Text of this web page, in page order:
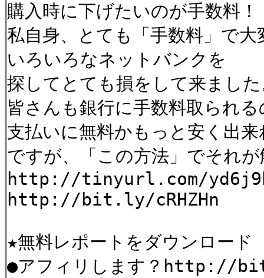
購入時に下げたいのが手数料！
私自身、とても「手数料」で大
いろいろなネットバンクを
探してとても損をして来まし
皆さんも銀行に手数料取られ
支払いに無料かもっと安く出
ですが、「この方法」でそれが
http://tinyurl.com/
http://bit.ly/cRHZHn
★無料レポートをダウンロード
●アフィリします？http://